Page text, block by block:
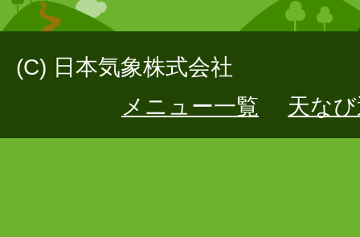
(C) 日本気象株式会社
メニュー一覧
天な